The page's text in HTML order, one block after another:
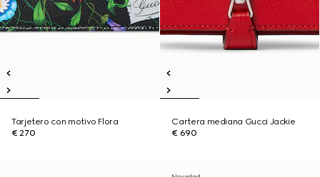
Tarjetero con motivo Flora
€ 270
Cartera mediana Gucci Jackie
€ 690